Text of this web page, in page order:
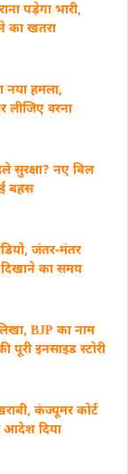
पड़ेगा भारी,
का खतरा
नया हमला,
लीजिए वरना
सुरक्षा? नए बिल
बहस
जंतर-मंतर
दिखाने का समय
BJP का नाम
इनसाइड स्‍टोरी
कंज्यूमर कोर्ट
आदेश दिया